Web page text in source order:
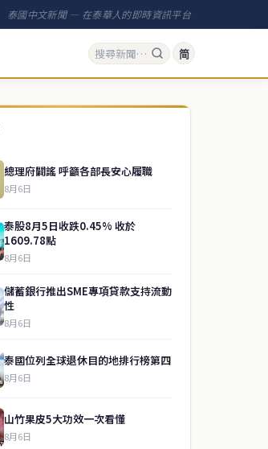
泰國中文新聞 — 在泰華人的即時資訊平台
简
總理府闢謠 呼籲各部長安心履職
8月6日
泰股8月5日收跌0.45% 收於
1609.78點
8月6日
儲蓄銀行推出SME專項貸款支持流動
性
8月6日
泰國位列全球退休目的地排行榜第四
8月6日
山竹果皮5大功效一次看懂
8月6日